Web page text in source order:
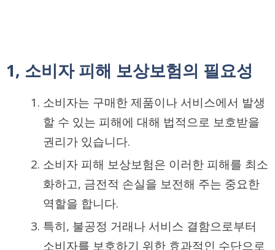
1, 소비자 피해 보상보험의 필요성
소비자는 구매한 제품이나 서비스에서 발생
할 수 있는 피해에 대해 법적으로 보호받을
권리가 있습니다.
소비자 피해 보상보험은 이러한 피해를 최소
화하고, 금전적 손실을 보전해 주는 중요한
역할을 합니다.
특히, 불공정 거래나 서비스 결함으로부터
소비자를 보호하기 위한 효과적인 수단으로